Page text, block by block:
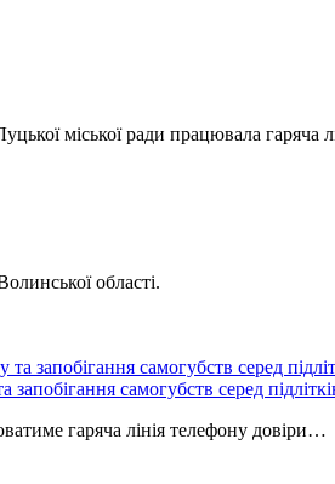
міської ради працювала гаряча
області.
самогубств серед
гаряча лінія телефону довіри…